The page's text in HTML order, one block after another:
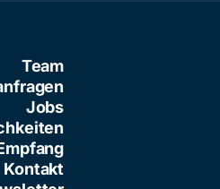
Team
Jobs
Kontakt